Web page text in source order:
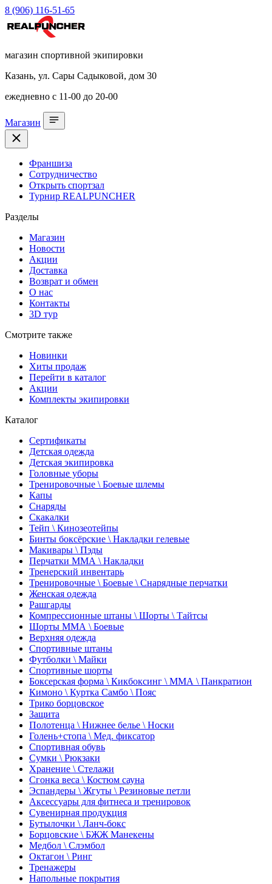
8 (906) 116-51-65
магазин спортивной экипировки
Казань, ул. Сары Садыковой, дом 30
ежедневно с 11-00 до 20-00
Магазин
Франшиза
Сотрудничество
Открыть спортзал
Турнир REALPUNCHER
Разделы
Магазин
Новости
Акции
Доставка
Возврат и обмен
О нас
Контакты
3D тур
Смотрите также
Новинки
Хиты продаж
Перейти в каталог
Акции
Комплекты экипировки
Каталог
Сертификаты
Детская одежда
Детская экипировка
Головные уборы
Тренировочные \ Боевые шлемы
Капы
Снаряды
Скакалки
Тейп \ Кинозеотейпы
Бинты боксёрские \ Накладки гелевые
Макивары \ Пэды
Перчатки ММА \ Накладки
Тренерский инвентарь
Тренировочные \ Боевые \ Снарядные перчатки
Женская одежда
Рашгарды
Компрессионные штаны \ Шорты \ Тайтсы
Шорты ММА \ Боевые
Верхняя одежда
Спортивные штаны
Футболки \ Майки
Спортивные шорты
Боксерская форма \ Кикбоксинг \ ММА \ Панкратион
Кимоно \ Куртка Самбо \ Пояс
Трико борцовское
Защита
Полотенца \ Нижнее белье \ Носки
Голень+стопа \ Мед. фиксатор
Спортивная обувь
Сумки \ Рюкзаки
Хранение \ Стелажи
Сгонка веса \ Костюм сауна
Эспандеры \ Жгуты \ Резиновые петли
Аксессуары для фитнеса и тренировок
Сувенирная продукция
Бутылочки \ Ланч-бокс
Борцовские \ БЖЖ Манекены
Медбол \ Слэмбол
Октагон \ Ринг
Тренажеры
Напольные покрытия